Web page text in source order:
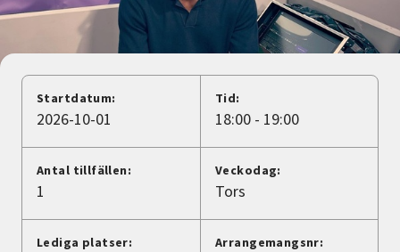
Lyssna
Startdatum:
2026-10-01
Tid:
18:00 - 19:00
Antal tillfällen:
1
Veckodag:
Tors
Lediga platser: Arrangemangsnr: